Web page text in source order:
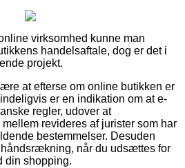
virksomhed kunne man
handelsaftale, dog er det i
projekt.
at efterse om online butikken er
er en indikation om at e-
regler, udover at
revideres af jurister som har
bestemmelser. Desuden
når du udsættes for
din shopping.